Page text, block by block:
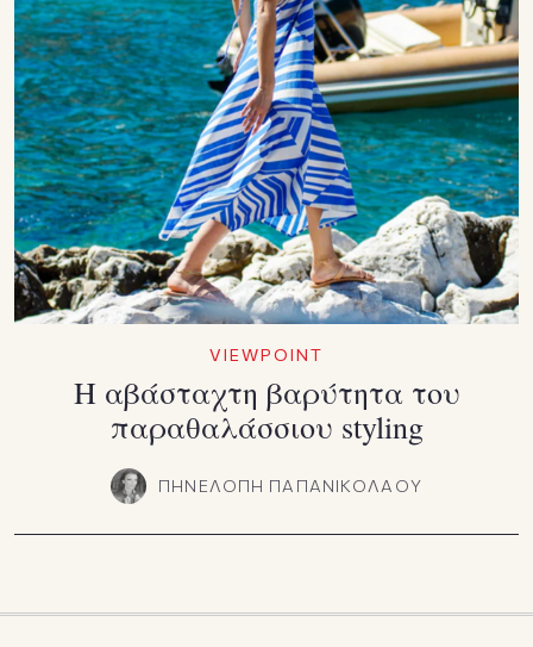
VIEWPOINT
Η αβάσταχτη βαρύτητα του
παραθαλάσσιου styling
ΠΗΝΕΛΟΠΗ ΠΑΠΑΝΙΚΟΛΑΟΥ